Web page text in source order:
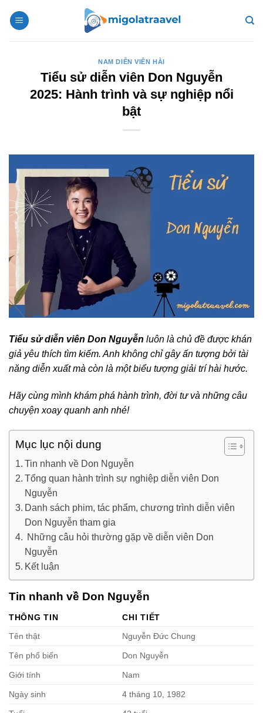
qua
NAM DIỄN VIÊN HÀI
Tiểu sử diễn viên Don Nguyễn
2025: Hành trình và sự nghiệp nổi
bật
Tiểu sử diễn viên Don Nguyễn luôn là chủ đề được khán
giả yêu thích tìm kiếm. Anh không chỉ gây ấn tượng bởi tài
năng diễn xuất mà còn là một biểu tượng giải trí hài hước.
Hãy cùng mình khám phá hành trình, đời tư và những câu
chuyện xoay quanh anh nhé!
Mục lục nội dung
Tin nhanh về Don Nguyễn
Tổng quan hành trình sự nghiệp diễn viên Don
Nguyễn
Danh sách phim, tác phẩm, chương trình diễn viên
Don Nguyễn tham gia
Những câu hỏi thường gặp về diễn viên Don
Nguyễn
Kết luận
Tin nhanh về Don Nguyễn
THÔNG TIN
CHI TIẾT
Tên thật
Nguyễn Đức Chung
Tên phổ biến Don Nguyễn
Giới tính Nam
Ngày sinh 4 tháng 10, 1982